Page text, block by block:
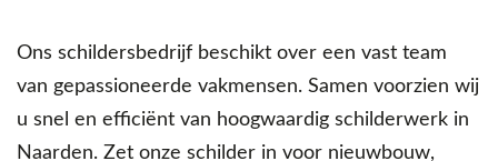
Ons schildersbedrijf beschikt over een vast team
van gepassioneerde vakmensen. Samen voorzien wij
u snel en efficiënt van hoogwaardig schilderwerk in
Naarden. Zet onze schilder in voor nieuwbouw,